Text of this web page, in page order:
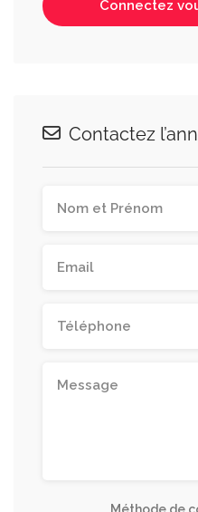
Connectez
Contactez
Méthode de